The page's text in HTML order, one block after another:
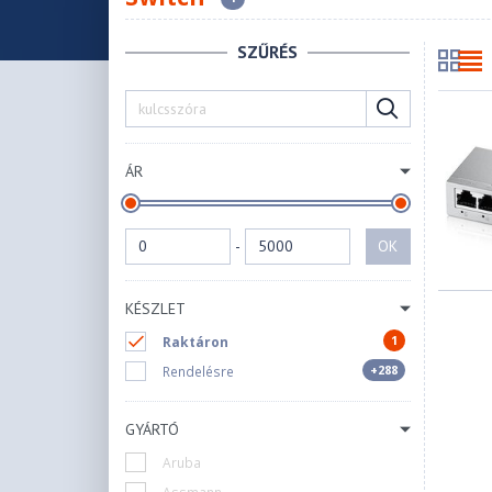
SZŰRÉS
ÁR
- OK
KÉSZLET
Raktáron 1
Rendelésre +288
GYÁRTÓ
Aruba